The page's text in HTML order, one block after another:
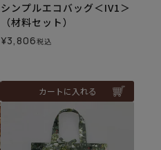
シンプルエコバッグ＜IV1＞
（材料セット）
¥3,806税込
カートに入れる